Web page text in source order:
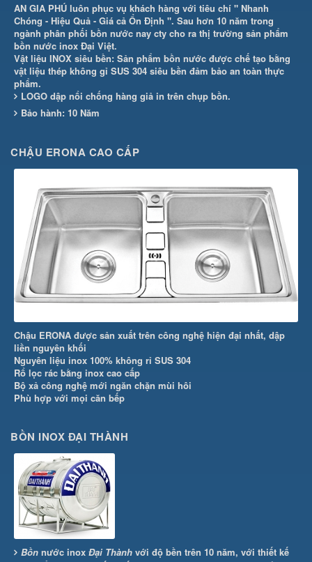
AN GIA PHÚ luôn phục vụ khách hàng với tiêu chí " Nhanh
Chóng - Hiệu Quả - Giá cả Ổn Định ". Sau hơn 10 năm trong
ngành phân phối bồn nước nay cty cho ra thị trường sản phẩm
bồn nước inox Đại Việt.
Vật liệu INOX siêu bền: Sản phẩm bồn nước được chế tạo bằng
vật liệu thép không gỉ SUS 304 siêu bền đảm bảo an toàn thực
phẩm.
LOGO dập nổi chống hàng giả in trên chụp bồn.
Bảo hành: 10 Năm
CHẬU ERONA CAO CẤP
Chậu ERONA được sản xuất trên công nghệ hiện đại nhất, dập
liền nguyên khối
Nguyên liệu inox 100% không rỉ SUS 304
Rổ lọc rác bằng inox cao cấp
Bộ xả công nghệ mới ngăn chặn mùi hôi
Phù hợp với mọi căn bếp
BỒN INOX ĐẠI THÀNH
Bồn nước inox Đại Thành với độ bền trên 10 năm, với thiết kế